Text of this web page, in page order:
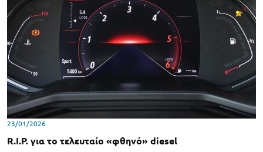
23/01/2026
R.I.P. για το τελευταίο «φθηνό» diesel